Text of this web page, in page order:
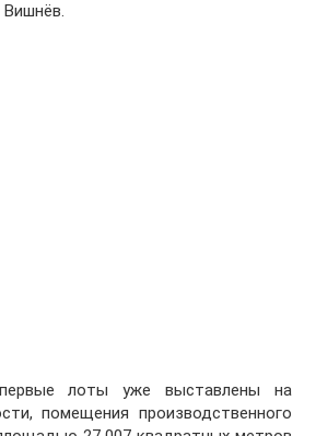
лоты уже выставлены на
помещения производственного